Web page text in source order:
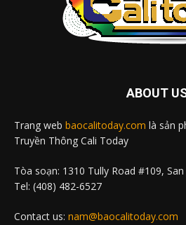
ABOUT
Trang web baocalitoday.com là sản
Truyền Thông Cali Today
Tòa soạn: 1310 Tully Road #109, San
Tel: (408) 482-6527
Contact us: nam@baocalitoday.com